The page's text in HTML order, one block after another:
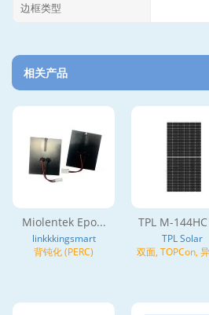
边框类型
相关产品
Miolentek Epo...
linkkkingsmart
背钝化 (PERC)
TPL M-
TPL Solar
双面, TOPCon,